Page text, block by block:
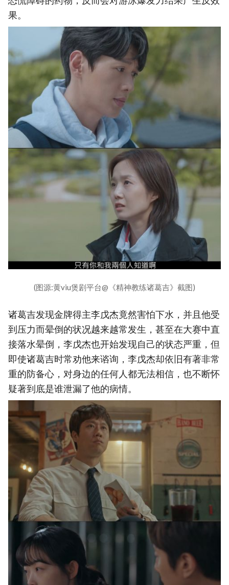
果。
(图源:黄viu煲剧平台@《精神教练诸葛吉》截图)
诸葛吉发现金牌得主李戊杰竟然害怕下水，并且他受
到压力而晕倒的状况越来越常发生，甚至在大赛中直
接落水晕倒，李戊杰也开始发现自己的状态严重，但
即使诸葛吉时常劝他来谘询，李戊杰却依旧有著非常
重的防备心，对身边的任何人都无法相信，也不断怀
疑著到底是谁泄漏了他的病情。